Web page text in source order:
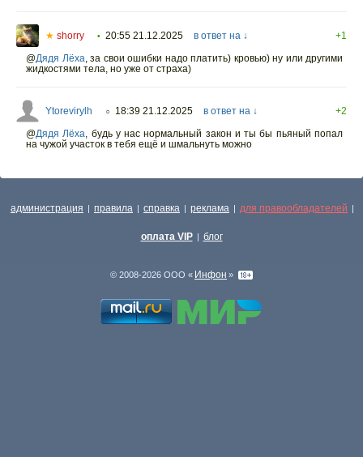
★ shorry • 20:55 21.12.2025 в ответ на ↓
+1
@Дядя Лёха за свои ошибки надо платить) кровью) ну или другими
жидкостями тела, но уже от страха)
Ytorevirylh ○ 18:39 21.12.2025 в ответ на ↓
+2
@Дядя Лёха
будь у нас нормальный закон и ты бы пьяный попал
на чужой участок в тебя ещё и шмальнуть можно
администрация | правила | справка | реклама | для правообладателей |
оплата VIP | блог
© 2008-2026 ООО « Инфон »